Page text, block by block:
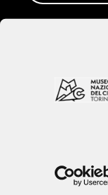
Tutte le immagini